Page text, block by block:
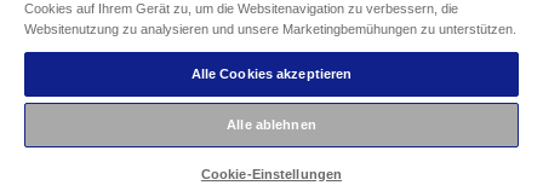
Informationen zu Cookies
Epson Engagement für Barrierefreiheit
Copyright © 2026 Seiko Epson
Cookies auf Ihrem Gerät zu, um die Websitenavigation zu verbessern, die
Websitenutzung zu analysieren und unsere Marketingbemühungen zu unterstützen.
Alle Cookies akzeptieren
Alle ablehnen
Cookie-Einstellungen